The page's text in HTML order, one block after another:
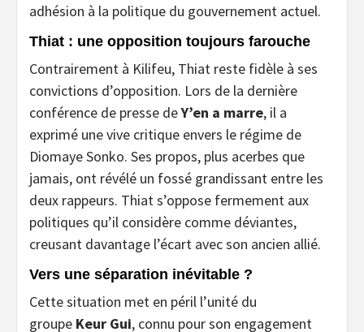
adhésion à la politique du gouvernement actuel.
Thiat : une opposition toujours farouche
Contrairement à Kilifeu, Thiat reste fidèle à ses
convictions d’opposition. Lors de la dernière
conférence de presse deY’en a marre, il a
exprimé une vive critique envers le régime de
Diomaye Sonko. Ses propos, plus acerbes que
jamais, ont révélé un fossé grandissant entre les
deux rappeurs. Thiat s’oppose fermement aux
politiques qu’il considère comme déviantes,
creusant davantage l’écart avec son ancien allié.
Vers une séparation inévitable ?
Cette situation met en péril l’unité du
groupe Keur Gui, connu pour son engagement